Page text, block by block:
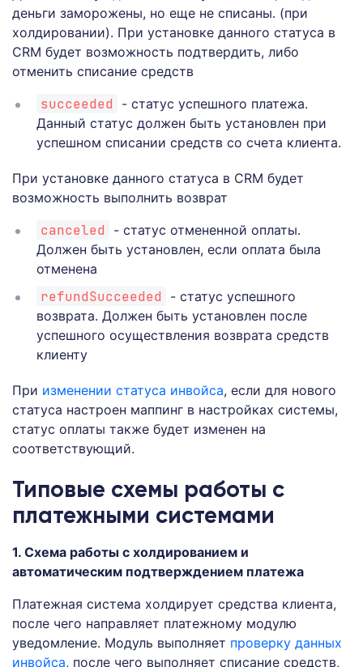
деньги заморожены, но еще не списаны. (при
холдировании). При установке данного статуса в
CRM будет возможность подтвердить, либо
отменить списание средств
succeeded
- статус успешного платежа.
Данный статус должен быть установлен при
успешном списании средств со счета клиента.
При установке данного статуса в CRM будет
возможность выполнить возврат
canceled
- статус отмененной оплаты.
Должен быть установлен, если оплата была
отменена
refundSucceeded
- статус успешного
возврата. Должен быть установлен после
успешного осуществления возврата средств
клиенту
При изменении статуса инвойса, если для нового
статуса настроен маппинг в настройках системы,
статус оплаты также будет изменен на
соответствующий.
Типовые схемы работы с
платежными системами
1. Схема работы с холдированием и
автоматическим подтверждением платежа
Платежная система холдирует средства клиента,
после чего направляет платежному модулю
уведомление. Модуль выполняет проверку данных
инвойса, после чего выполняет списание средств,